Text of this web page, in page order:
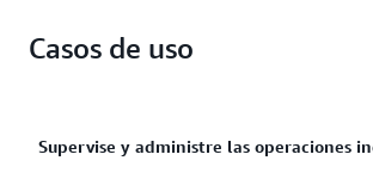
Casos de uso
Supervise y administre las operaciones